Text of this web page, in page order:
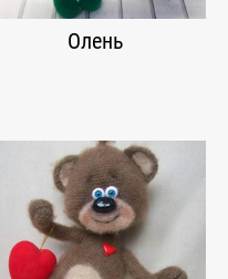
Олень